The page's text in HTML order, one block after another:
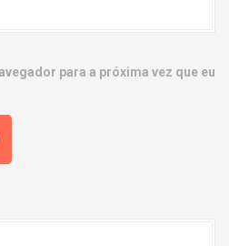
para a próxima vez que eu